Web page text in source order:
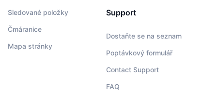
Sledované položky
Čmáranice
Mapa stránky
Support
Dostaňte se na seznam
Poptávkový formulář
Contact Support
FAQ